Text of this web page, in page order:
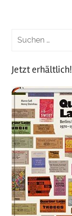
Jetzt erhältlich!